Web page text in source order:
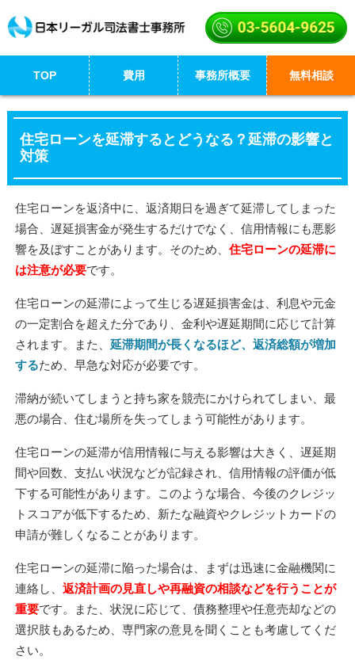
TOP 費用 事務所概要 無料相談
住宅ローンを延滞するとどうなる？延滞の影響と
対策
住宅ローンを返済中に、返済期日を過ぎて延滞してしまった
場合、遅延損害金が発生するだけでなく、信用情報にも悪影
響を及ぼすことがあります。そのため、 住宅ローンの延滞に
は注意が必要です。
住宅ローンの延滞によって生じる遅延損害金は、利息や元金
の一定割合を超えた分であり、金利や遅延期間に応じて計算
されます。また、 延滞期間が長くなるほど、返済総額が増加
するため、早急な対応が必要です。
滞納が続いてしまうと持ち家を競売にかけられてしまい、最
悪の場合、住む場所を失ってしまう可能性があります。
住宅ローンの延滞が信用情報に与える影響は大きく、遅延期
間や回数、支払い状況などが記録され、信用情報の評価が低
下する可能性があります。このような場合、今後のクレジッ
トスコアが低下するため、新たな融資やクレジットカードの
申請が難しくなることがあります。
住宅ローンの延滞に陥った場合は、まずは迅速に金融機関に
連絡し、 返済計画の見直しや再融資の相談などを行うことが
重要です。また、状況に応じて、債務整理や任意売却などの
選択肢もあるため、専門家の意見を聞くことも考慮してくだ
さい。